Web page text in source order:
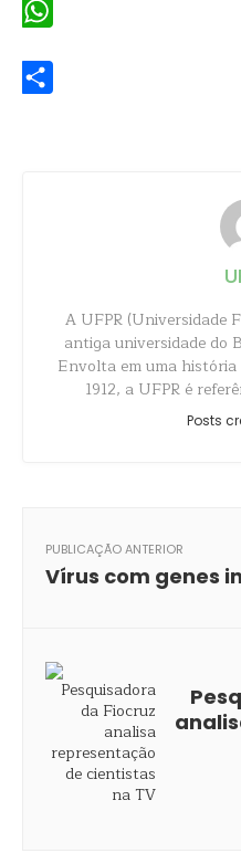
A UFPR (Universidade
antiga universidade do
Envolta em uma história
1912, a UFPR é
Posts
PUBLICAÇÃO ANTERIOR
Vírus com genes